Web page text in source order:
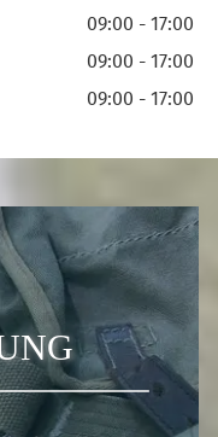
09:00 - 17:00
09:00 - 17:00
09:00 - 17:00